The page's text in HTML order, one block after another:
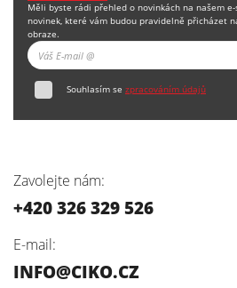
Měli byste rádi přehled o novinkách na našem
novinek, které vám budou pravidelně přicházet
obraze.
Souhlasím se zpracováním údajů
Zavolejte nám:
+420 326 329 526
E-mail:
INFO@CIKO.CZ